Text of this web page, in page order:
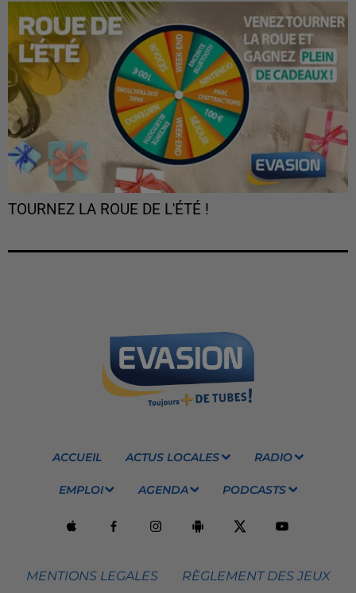
TOURNEZ LA ROUE DE L'ÉTÉ !
ACCUEIL ACTUS LOCALES RADIO
EMPLOI AGENDA PODCASTS
MENTIONS LEGALES RÈGLEMENT DES JEUX